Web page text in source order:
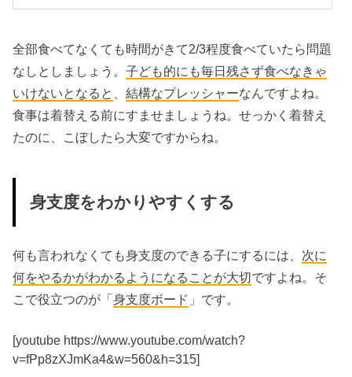
全部食べてなくても時間がきて2/3程度食べていたら問題
なしとしましょう。子ども的にも毎日残さず食べなきゃ
いけないとなると
、結構なプレッシャーなんですよね。
食事は着替える前にすませましょうね。せっかく着替え
たのに、こぼしたら大変ですからね。
身支度をわかりやすくする
何も言われなくても身支度のできる子にするには、 次に
何をやるかがわかるようになることが大切ですよね。そ
こで役立つのが「身支度ボード 」です。
[youtube https://www.youtube.com/watch?
v=fPp8zXJmKa4&w=560&h=315]